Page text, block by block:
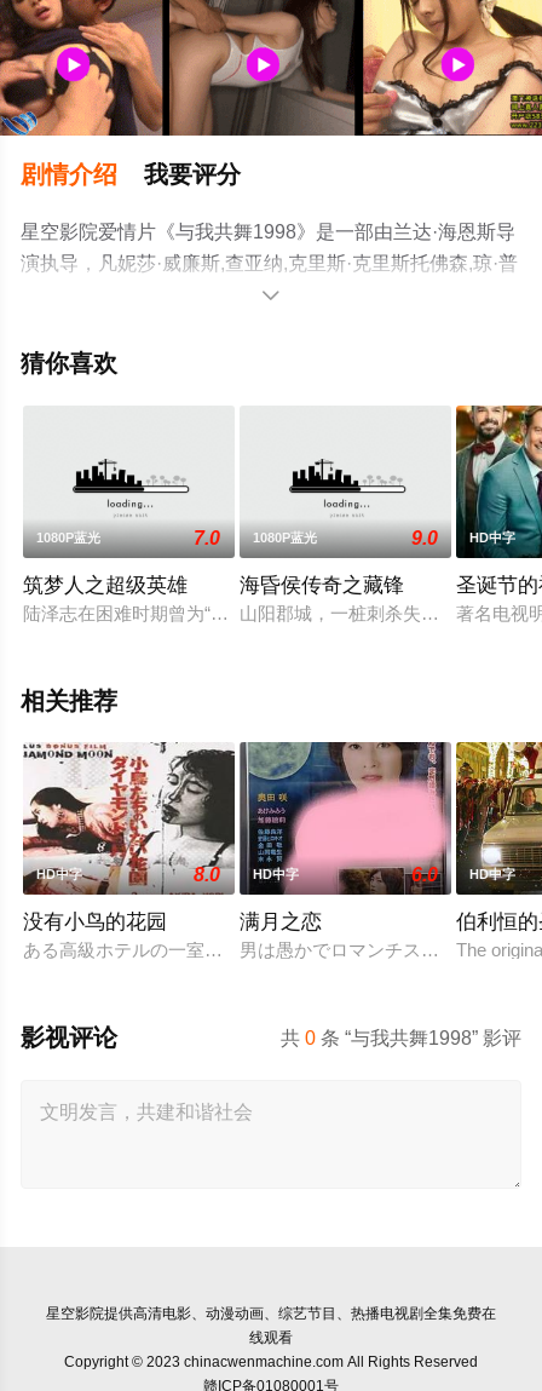
剧情介绍 我要评分
星空影院爱情片《与我共舞1998》是一部由兰达·海恩斯导
演执导，凡妮莎·威廉斯,查亚纳,克里斯·克里斯托佛森,琼·普
莱怀特,简·科拉克斯基,贝丝·格兰特,哈里·格罗内尔,威廉姆
斯,Scott,Paetty,Rick,Valenzuela,Chaz,Oswill,Liz,Curtis,比
电影，手机免费观看高清未删减完整版电影大全就上星空
影视，更多相关信息可移步至豆瓣电影、电视猫或剧情网
等平台了解。

猜你喜欢
1080P蓝光 7.0
筑梦人之超级英雄
陆泽志在困难时期曾为“天河”的建设立下过汗马功劳。中国华
1080P蓝光 9.0
海昏侯传奇之藏锋
山阳郡城，一桩刺杀失踪案，将西汉
HD中字
圣诞节
著名电视
相关推荐
HD中字 8.0
没有小鸟的花园
ある高級ホテルの一室に3組のカップルが集まった。そこで彼
HD中字 6.0
满月之恋
男は愚かでロマンチスト、女はした
HD中字
伯利恒
The
共0 条 “与我共舞1998” 影评
影视评论
星空影院提供高清电影、动漫动画、综艺节目、热播电视剧全集免费在
线观看
Copyright © 2023 chinacwenmachine.com All Rights Reserved
赣ICP备01080001号